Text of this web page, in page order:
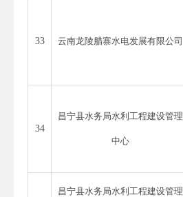
33 云南龙陵腊寨水电发展有限公司
34
昌宁县水务局水利工程建设管理
中心
昌宁县水务局水利工程建设管理